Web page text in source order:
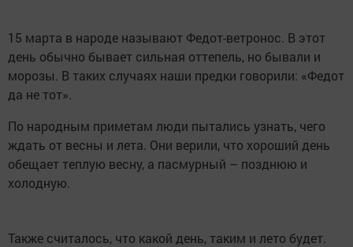
15 марта в народе называют Федот-ветронос. В этот
день обычно бывает сильная оттепель, но бывали и
морозы. В таких случаях наши предки говорили: «Федот
да не тот».
По народным приметам люди пытались узнать, чего
ждать от весны и лета. Они верили, что хороший день
обещает теплую весну, а пасмурный – позднюю и
холодную.
Также считалось, что какой день, таким и лето будет.